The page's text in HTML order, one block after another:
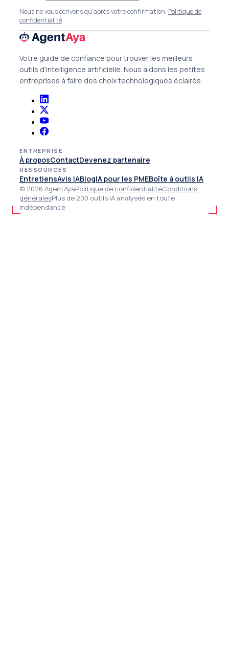
Nous ne vous écrivons qu'après votre confirmation. Politique de
confidentialité
Votre guide de confiance pour trouver les meilleurs
outils d'intelligence artificielle. Nous aidons les petites
entreprises à faire des choix technologiques éclairés.
ENTREPRISE
À proposContactDevenez partenaire
RESSOURCES
EntretiensAvis IABlogIA pour les PMEBoîte à outils IA
© 2026 AgentAyaPolitique de confidentialitéConditions
généralesPlus de 200 outils IA analysés en toute
indépendance